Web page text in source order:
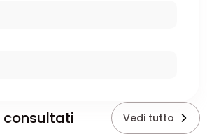
consultati Vedi tutto